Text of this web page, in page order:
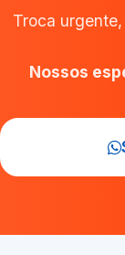
Troca
Nossos